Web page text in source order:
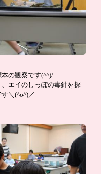
の観察です(^^)/
エイのしっぽの毒針を探
＼(^o^)／